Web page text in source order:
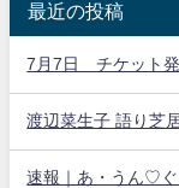
最近の投稿
7月7日 チケット
渡辺菜生子 語り芝
速報｜あ・うん♡